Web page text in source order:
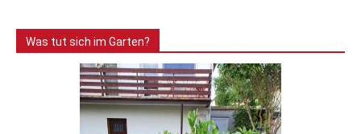
Was tut sich im Garten?